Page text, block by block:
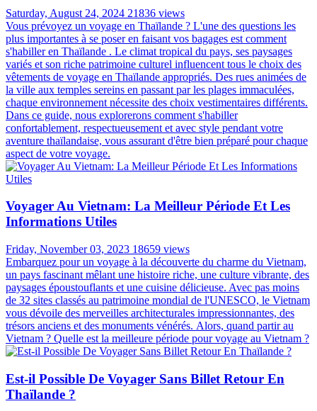
Saturday, August 24, 2024 21836 views
Vous prévoyez un voyage en Thaïlande ? L'une des questions les
plus importantes à se poser en faisant vos bagages est comment
s'habiller en Thaïlande . Le climat tropical du pays, ses paysages
variés et son riche patrimoine culturel influencent tous le choix des
vêtements de voyage en Thaïlande appropriés. Des rues animées de
la ville aux temples sereins en passant par les plages immaculées,
chaque environnement nécessite des choix vestimentaires différents.
Dans ce guide, nous explorerons comment s'habiller
confortablement, respectueusement et avec style pendant votre
aventure thaïlandaise, vous assurant d'être bien préparé pour chaque
aspect de votre voyage.
Voyager Au Vietnam: La Meilleur Période Et Les
Informations Utiles
Friday, November 03, 2023 18659 views
Embarquez pour un voyage à la découverte du charme du Vietnam,
un pays fascinant mêlant une histoire riche, une culture vibrante, des
paysages époustouflants et une cuisine délicieuse. Avec pas moins
de 32 sites classés au patrimoine mondial de l'UNESCO, le Vietnam
vous dévoile des merveilles architecturales impressionnantes, des
trésors anciens et des monuments vénérés. Alors, quand partir au
Vietnam ? Quelle est la meilleure période pour voyage au Vietnam ?
Est-il Possible De Voyager Sans Billet Retour En
Thaïlande ?